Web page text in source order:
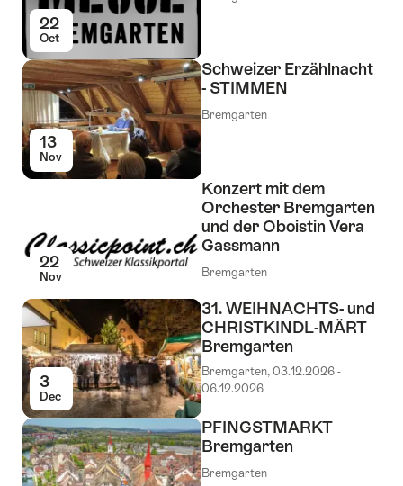
22
Oct
13
Nov
Schweizer Erzählnacht
- STIMMEN
Bremgarten
22
Nov
Konzert mit dem
Orchester Bremgarten
und der Oboistin Vera
Gassmann
Bremgarten
3
Dec
31. WEIHNACHTS- und
CHRISTKINDL-MÄRT
Bremgarten
Bremgarten, 03.12.2026 -
06.12.2026
PFINGSTMARKT
Bremgarten
Bremgarten